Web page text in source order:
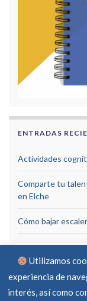
ENTRADAS
Actividades
Comparte tu
en Elche
Cómo bajar
Utilizamos
experiencia de
interés, así como